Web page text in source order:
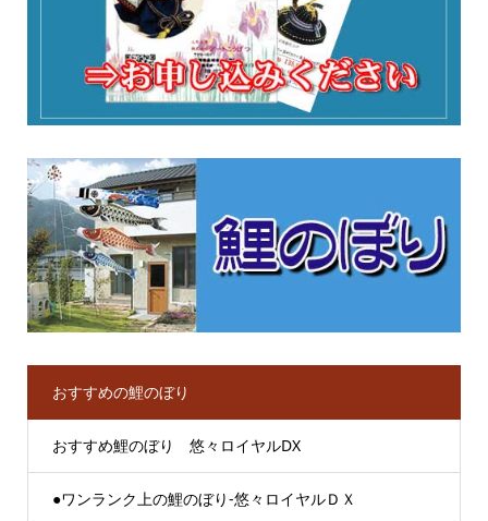
おすすめの鯉のぼり
おすすめ鯉のぼり 悠々ロイヤルDX
●ワンランク上の鯉のぼり-悠々ロイヤルＤＸ